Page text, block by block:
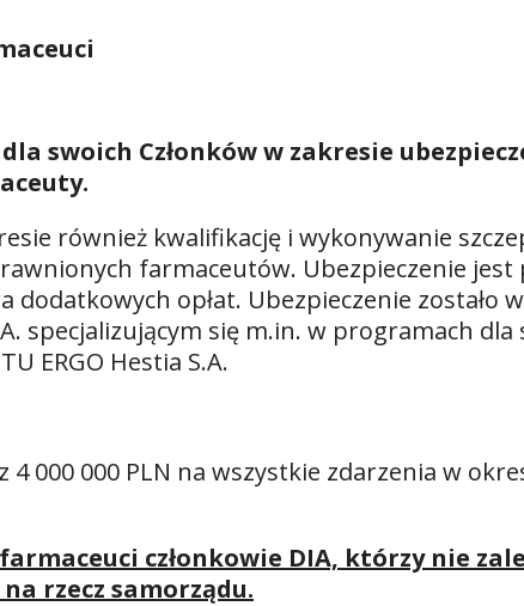
swoich Członków w zakresie
również kwalifikację i wykonywanie
farmaceutów. Ubezpieczenie jest
opłat. Ubezpieczenie zostało
specjalizującym się m.in. w programach
ERGO Hestia S.A.
4 000 000 PLN na wszystkie zdarzenia w
członkowie DIA, którzy nie
rzecz samorządu.